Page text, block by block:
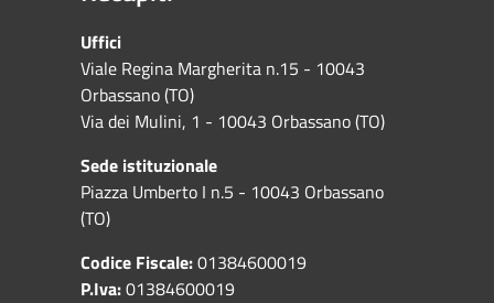
Uffici
Viale Regina Margherita n.15 - 10043
Orbassano (TO)
Via dei Mulini, 1 - 10043 Orbassano (TO)
Sede istituzionale
Piazza Umberto I n.5 - 10043 Orbassano
(TO)
Codice Fiscale:01384600019
P.Iva:01384600019